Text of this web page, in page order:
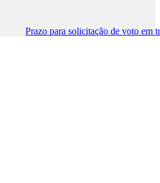
Prazo para solicitação de voto em